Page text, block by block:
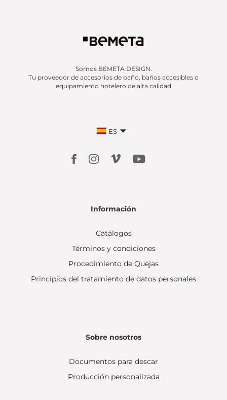
Somos BEMETA DESIGN.
Tu proveedor de accesorios de baño, baños accesibles o
equipamiento hotelero de alta calidad
ES
Información
Catálogos
Términos y condiciones
Procedimiento de Quejas
Principios del tratamiento de datos personales
Sobre nosotros
Documentos para descar
Producción personalizada